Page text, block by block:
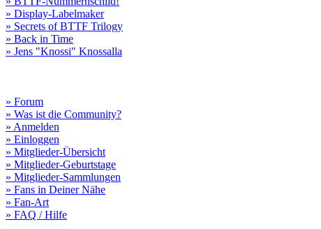
» Display-Labelmaker
» Secrets of BTTF Trilogy
» Back in Time
» Jens "Knossi" Knossalla
» Forum
» Was ist die Community?
» Anmelden
» Einloggen
» Mitglieder-Übersicht
» Mitglieder-Geburtstage
» Mitglieder-Sammlungen
» Fans in Deiner Nähe
» Fan-Art
» FAQ / Hilfe